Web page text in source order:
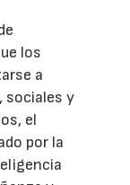
los
a
sociales y
el
por la